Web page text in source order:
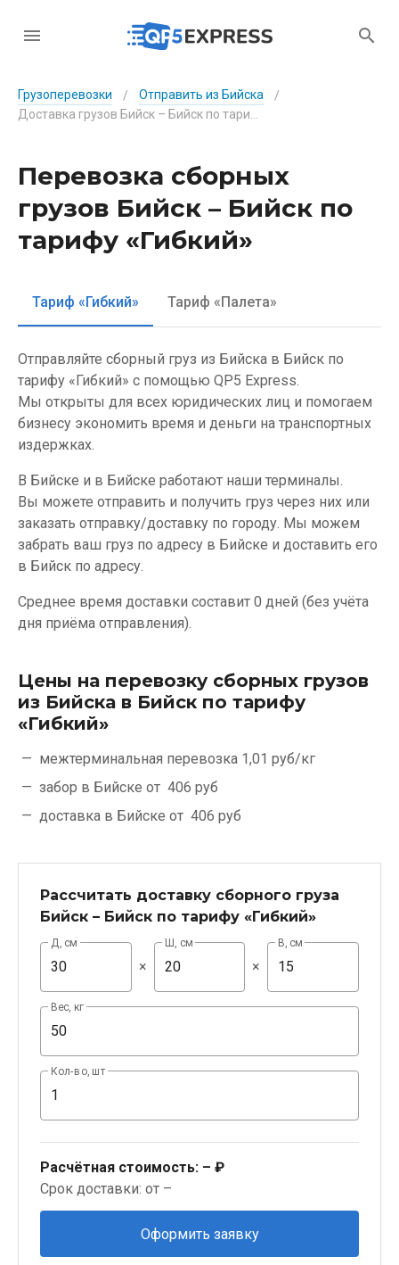
Грузоперевозки / Отправить из Бийска
/
Перевозка сборных
грузов Бийск – Бийск по
тарифу «Гибкий»
Тариф «Гибкий» Тариф «Палета»
Отправляйте сборный груз из Бийска в Бийск по
тарифу «Гибкий» с помощью QP5 Express.
Мы открыты для всех юридических лиц и помогаем
бизнесу экономить время и деньги на транспортных
издержках.
В Бийске и в Бийске работают наши терминалы.
Вы можете отправить и получить груз через них или
заказать отправку/доставку по городу. Мы можем
забрать ваш груз по адресу в Бийске и доставить его
в Бийск по адресу.
Среднее время доставки составит 0 дней (без учёта
дня приёма отправления).
Цены на перевозку сборных грузов
из Бийска в Бийск по тарифу
«Гибкий»
межтерминальная перевозка 1,01 руб/кг
забор в Бийске от 406 руб
доставка в Бийске от 406 руб
Рассчитать доставку сборного груза
Бийск – Бийск по тарифу «Гибкий»
Д, см
×
Ш, см
×
В, см
Вес, кг
Кол-во, шт
Расчётная стоимость: – ₽
Срок доставки: от –
Оформить заявку